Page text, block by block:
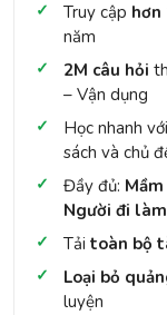
Truy cập hơn
năm
2M câu hỏi
– Vận dụng
Học nhanh với
sách và chủ
Đầy đủ:
Người đi làm
Tải toàn bộ
Loại bỏ
luyện